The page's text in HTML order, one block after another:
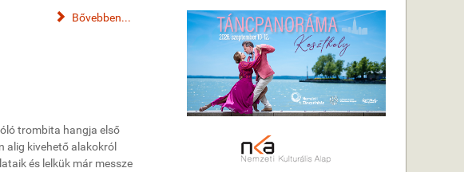
Bővebben...
trombita hangja első
alig kivehető alakokról
és lelkük már messze